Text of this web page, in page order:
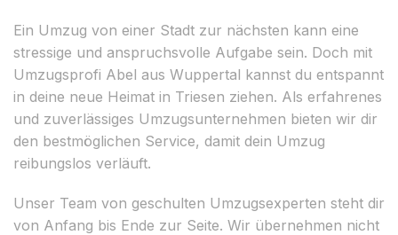
Ein Umzug von einer Stadt zur nächsten kann eine
stressige und anspruchsvolle Aufgabe sein. Doch mit
Umzugsprofi Abel aus Wuppertal kannst du entspannt
in deine neue Heimat in Triesen ziehen. Als erfahrenes
und zuverlässiges Umzugsunternehmen bieten wir dir
den bestmöglichen Service, damit dein Umzug
reibungslos verläuft.
Unser Team von geschulten Umzugsexperten steht dir
von Anfang bis Ende zur Seite. Wir übernehmen nicht